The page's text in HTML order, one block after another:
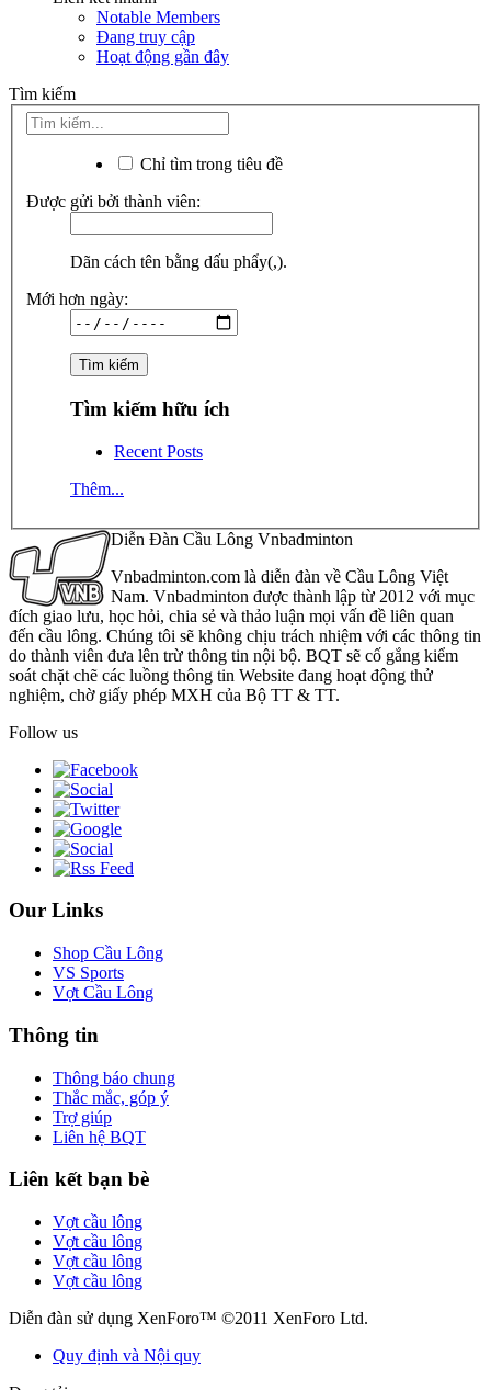
Notable Members
Đang truy cập
Hoạt động gần đây
Tìm kiếm
Chỉ tìm trong tiêu đề
Được gửi bởi thành viên:
Dãn cách tên bằng dấu phẩy(,).
Mới hơn ngày:
Tìm kiếm hữu ích
Recent Posts
Thêm...
Diễn Đàn Cầu Lông Vnbadminton
Vnbadminton.com là diễn đàn về Cầu Lông Việt
Nam. Vnbadminton được thành lập từ 2012 với mục
đích giao lưu, học hỏi, chia sẻ và thảo luận mọi vấn đề liên quan
đến cầu lông. Chúng tôi sẽ không chịu trách nhiệm với các thông tin
do thành viên đưa lên trừ thông tin nội bộ. BQT sẽ cố gắng kiểm
soát chặt chẽ các luồng thông tin Website đang hoạt động thử
nghiệm, chờ giấy phép MXH của Bộ TT & TT.
Follow us
Our Links
Shop Cầu Lông
VS Sports
Vợt Cầu Lông
Thông tin
Thông báo chung
Thắc mắc, góp ý
Trợ giúp
Liên hệ BQT
Liên kết bạn bè
Vợt cầu lông
Vợt cầu lông
Vợt cầu lông
Vợt cầu lông
Diễn đàn sử dụng XenForo™ ©2011 XenForo Ltd.
Quy định và Nội quy